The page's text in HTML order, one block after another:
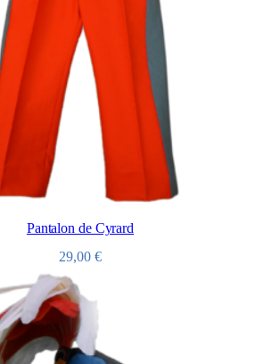
Pantalon de Cyrard
29,00 €